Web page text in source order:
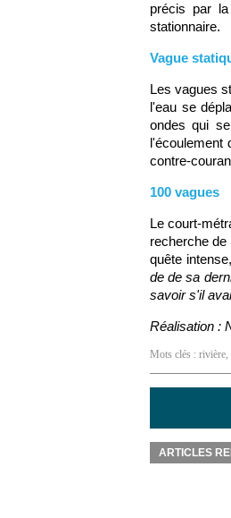
précis par
stationnaire.
Vague
Les vagues
l'eau se
ondes qui
l'écoulement
contre-
100 vagues
Le court-
recherche
quête
de de sa
savoir s'il
Réalisation :
Mots clés : rivière,
ARTICLES